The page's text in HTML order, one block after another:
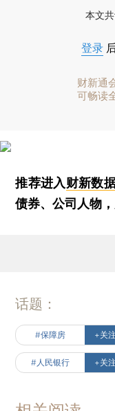
本文
登录
财新通
可畅读
推荐进入财新数
债券、公司人物
话题：
#保障房 +关注
#人民银行 +关注